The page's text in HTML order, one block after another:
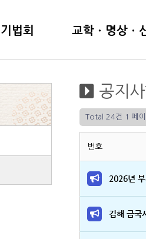
법회
선원법회
月中행사
교학ㆍ명상ㆍ
한국담마까야명상센
자비명상센터
불교평론(佛敎評論)
공지
Total 24건 1 페이
번호
2026년
김해 금국